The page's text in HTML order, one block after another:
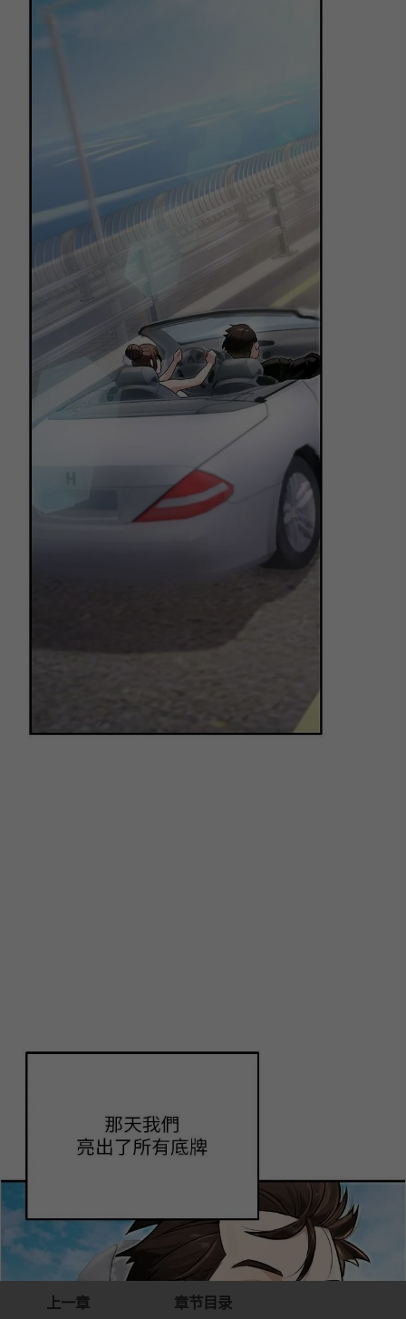
上一章 章节目录